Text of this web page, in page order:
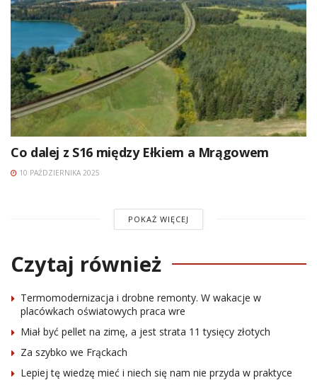
Co dalej z S16 między Ełkiem a Mrągowem
10 PAŹDZIERNIKA 2025
POKAŻ WIĘCEJ
Czytaj również
Termomodernizacja i drobne remonty. W wakacje w
placówkach oświatowych praca wre
Miał być pellet na zimę, a jest strata 11 tysięcy złotych
Za szybko we Frąckach
Lepiej tę wiedzę mieć i niech się nam nie przyda w praktyce